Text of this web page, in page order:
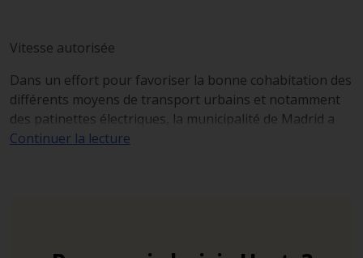
Vitesse autorisée
Dans un effort pour favoriser la bonne cohabitation des
différents moyens de transport urbains et notamment
des patinettes électriques, la municipalité de Madrid a
récemment réduit la vitesse autorisée à 30 km/h sur
Continuer la lecture